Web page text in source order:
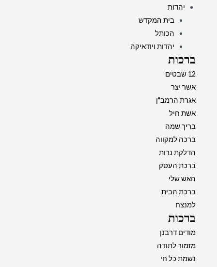
יהדות
בית המקדש
הכותל
יהדות ויודאיקה
ברכות
12 שבטים
אשר יצר
אגרת הרמב"ן
אשת חיל
בריך שמה
ברכה למקווה
הדלקת נרות
ברכת העסק
האש שלי
ברכת הבית
למנצח
ברכות
מודים דרבנן
מזמור לתודה
נשמת כל חי